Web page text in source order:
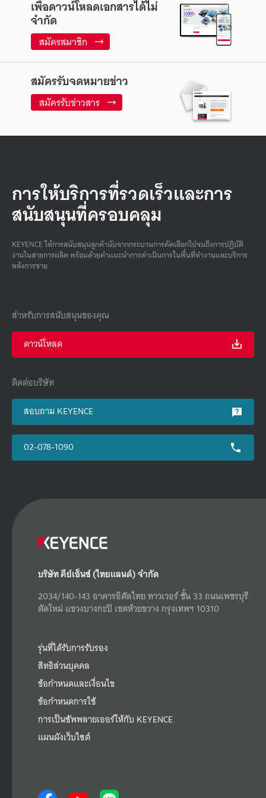
เพื่อดาวน์โหลดเอกสารได้ไม่
จำกัด
สมัครสมาชิก
สมัครรับจดหมายข่าว
สมัครรับข่าวสาร
การให้บริการที่รวดเร็วและการ
สนับสนุนที่ครอบคลุม
KEYENCE ให้การสนับสนุนลูกค้านับจากกระบวนการคัดเลือกไปจนถึงการปฏิบัติ
งานในสายการผลิต พร้อมด้วยคําแนะนําการดําเนินการในพื้นที่ทํางานและบริการ
หลังการขาย
สำหรับการสนับสนุนของคุณ
ดาวน์โหลด
ติดต่อบริษัท
สอบถาม KEYENCE
02-078-1090
บริษัท คีย์เอ็นซ์ (ไทยแลนด์) จำกัด
2034/140-143 อาคารอิตัลไทย ทาวเวอร์ ชั้น 33 ถนนเพชรบุรี
ตัดใหม่ แขวงบางกะปิ เขตห้วยขวาง กรุงเทพฯ 10310
รุ่นที่ได้รับการรับรอง
สิทธิส่วนบุคคล
ข้อกำหนดและเงื่อนไข
ข้อกำหนดการใช้
การเป็นซัพพลายเออร์ให้กับ KEYENCE
แผนผังเว็บไซต์